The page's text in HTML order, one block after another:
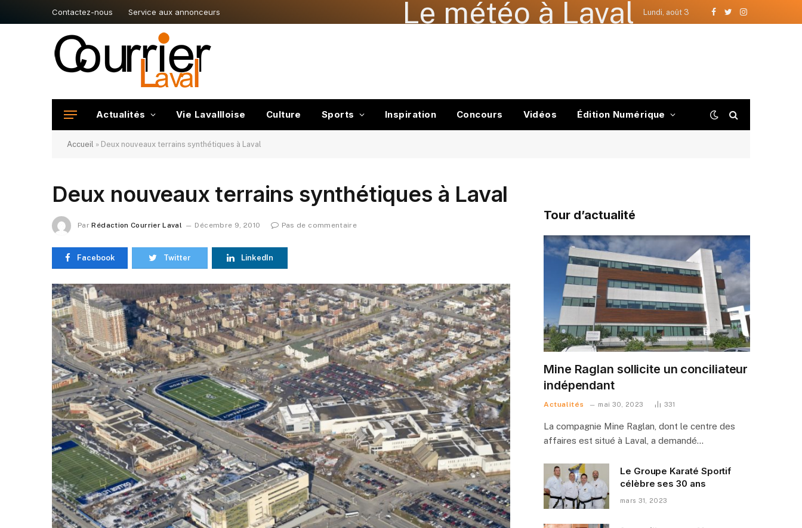
Contactez-nous Service aux annonceurs Le météo à Laval Lundi, août 3
Facebook
TwitterInstagram
Actualités Vie Lavallloise Culture Sports Inspiration Concours Vidéos Édition Numérique
Accueil » Deux nouveaux terrains synthétiques à Laval
Deux nouveaux terrains synthétiques à Laval
Par Rédaction Courrier Laval Décembre 9, 2010 Pas de commentaire
Facebook Twitter LinkedIn
Tour d’actualité
Mine Raglan sollicite un conciliateur
indépendant
Actualités mai 30, 2023 331
La compagnie Mine Raglan, dont le centre des
affaires est situé à Laval, a demandé…
Le Groupe Karaté Sportif
célèbre ses 30 ans
mars 31, 2023